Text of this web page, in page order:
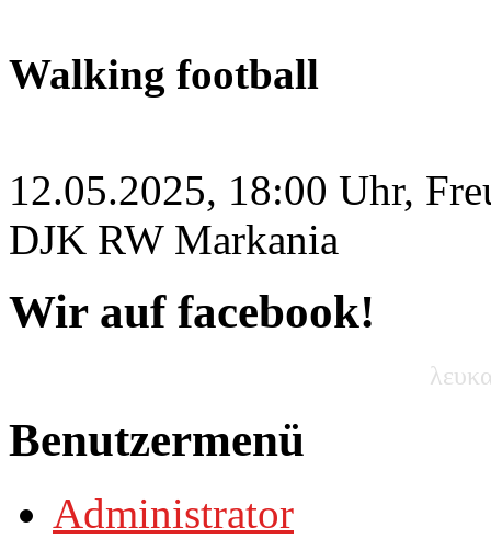
Walking football
12.05.2025, 18:00 Uhr,
DJK RW Markania
Wir auf facebook!
Benutzermenü
Administrator